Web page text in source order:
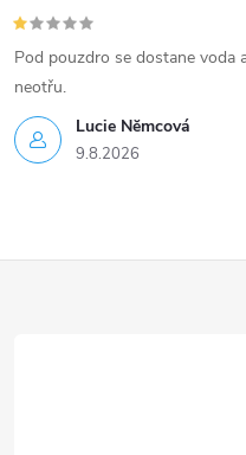
Lucie Nĕmcová
9.8.2026
Pod pouzdro se dostane voda
neotřu.